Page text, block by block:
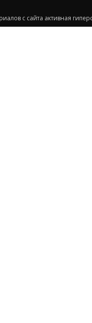
с сайта активная